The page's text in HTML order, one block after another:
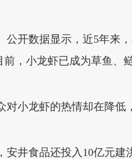
公开数据显示，近5年来
前，小龙虾已成为草鱼、
对小龙虾的热情却在降
安井食品还投入10亿元